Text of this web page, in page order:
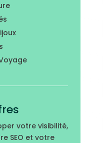
votre visibilité,
SEO et votre